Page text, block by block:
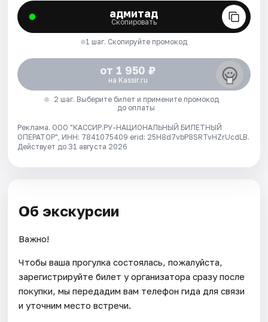
адмитад
Скопировать
1 шаг. Скопируйте промокод
от 1 950 ₽
на Kassir.ru
2 шаг. Выберите билет и примените промокод
до оплаты
Реклама. ООО "КАССИР.РУ-НАЦИОНАЛЬНЫЙ БИЛЕТНЫЙ
ОПЕРАТОР", ИНН: 7841075409 erid: 25H8d7vbP8SRTvHZrUcdLB.
Действует до 31 августа 2026
Об экскурсии
Важно!
Чтобы ваша прогулка состоялась, пожалуйста,
зарегистрируйте билет у организатора сразу после
покупки, мы передадим вам телефон гида для связи
и уточним место встречи.